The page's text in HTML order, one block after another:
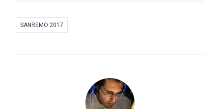
SANREMO 2017